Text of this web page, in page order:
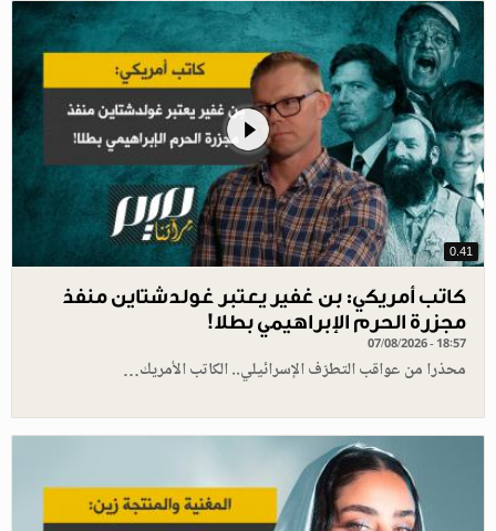
0.41
كاتب أمريكي: بن غفير يعتبر غولدشتاين منفذ
مجزرة الحرم الإبراهيمي بطلا!
07/08/2026 - 18:57
محذرا من عواقب التطرّف الإسرائيلي.. الكاتب الأمريك…